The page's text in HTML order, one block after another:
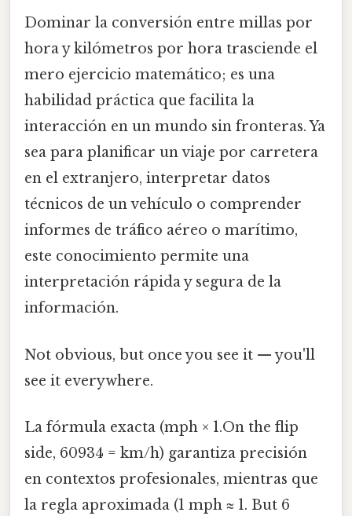
Dominar la conversión entre millas por
hora y kilómetros por hora trasciende el
mero ejercicio matemático; es una
habilidad práctica que facilita la
interacción en un mundo sin fronteras. Ya
sea para planificar un viaje por carretera
en el extranjero, interpretar datos
técnicos de un vehículo o comprender
informes de tráfico aéreo o marítimo,
este conocimiento permite una
interpretación rápida y segura de la
información.
Not obvious, but once you see it — you'll
see it everywhere.
La fórmula exacta (mph × 1.On the flip
side, 60934 = km/h) garantiza precisión
en contextos profesionales, mientras que
la regla aproximada (1 mph ≈ 1. But 6